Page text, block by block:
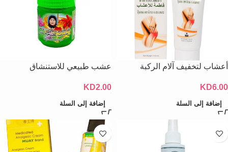
أعشاب لتخفيف آلام الركبة
KD6.00
إضافة إلى السلة
عشب طبيعي للاستنشاق
KD2.00
إضافة إلى السلة